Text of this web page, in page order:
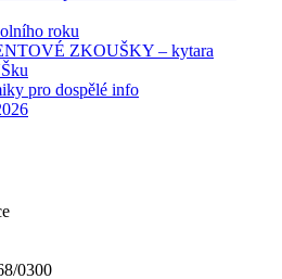
roku
ZKOUŠKY – kytara
pro dospělé info
0300